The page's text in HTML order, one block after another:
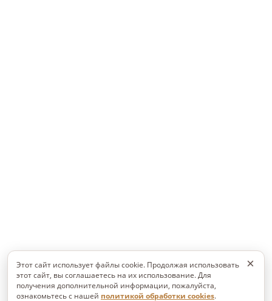
×
Этот сайт использует файлы cookie. Продолжая использовать
этот сайт, вы соглашаетесь на их использование. Для
получения дополнительной информации, пожалуйста,
ознакомьтесь с нашей политикой обработки cookies.